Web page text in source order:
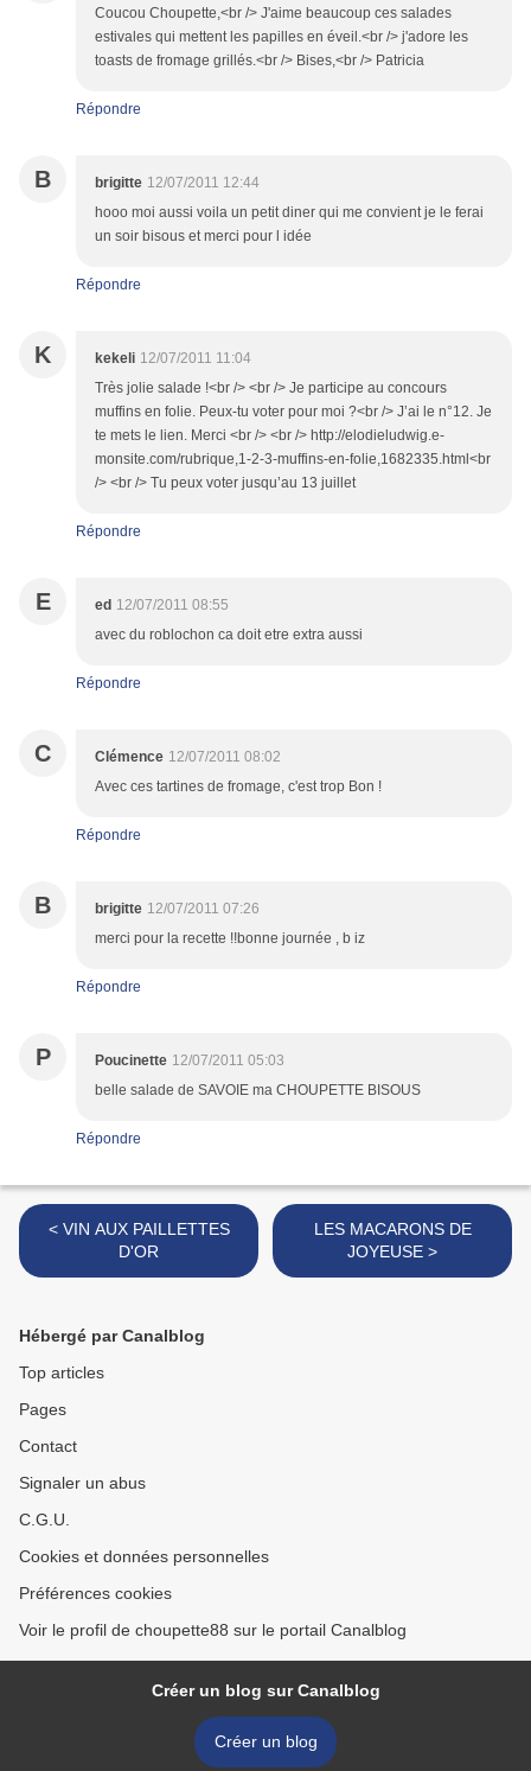
Coucou Choupette,<br /> J'aime beaucoup ces salades
estivales qui mettent les papilles en éveil.<br /> j'adore les
toasts de fromage grillés.<br /> Bises,<br /> Patricia
Répondre
B brigitte 12/07/2011 12:44
hooo moi aussi voila un petit diner qui me convient je le ferai
un soir bisous et merci pour l idée
Répondre
K kekeli 12/07/2011 11:04
Très jolie salade !<br /> <br /> Je participe au concours
muffins en folie. Peux-tu voter pour moi ?<br /> J’ai le n°12. Je
te mets le lien. Merci <br /> <br /> http://elodieludwig.e-
monsite.com/rubrique,1-2-3-muffins-en-folie,1682335.html<br
/> <br /> Tu peux voter jusqu’au 13 juillet
Répondre
E ed 12/07/2011 08:55
avec du roblochon ca doit etre extra aussi
Répondre
C Clémence 12/07/2011 08:02
Avec ces tartines de fromage, c'est trop Bon !
Répondre
B brigitte 12/07/2011 07:26
merci pour la recette !!bonne journée , b iz
Répondre
P Poucinette 12/07/2011 05:03
belle salade de SAVOIE ma CHOUPETTE BISOUS
Répondre
< VIN AUX PAILLETTES
D'OR
LES MACARONS DE
JOYEUSE >
Hébergé par Canalblog
Top articles
Pages
Contact
Signaler un abus
C.G.U.
Cookies et données personnelles
Préférences cookies
Voir le profil de choupette88 sur le portail Canalblog
Créer un blog sur Canalblog
Créer un blog